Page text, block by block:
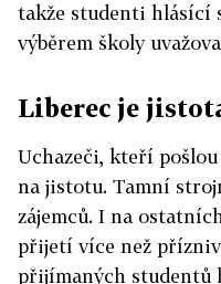
takže studenti hlásící
výběrem školy
Liberec je
Uchazeči, kteří
na jistotu. Tamní
zájemců. I na
přijetí více než
přijímaných studentů